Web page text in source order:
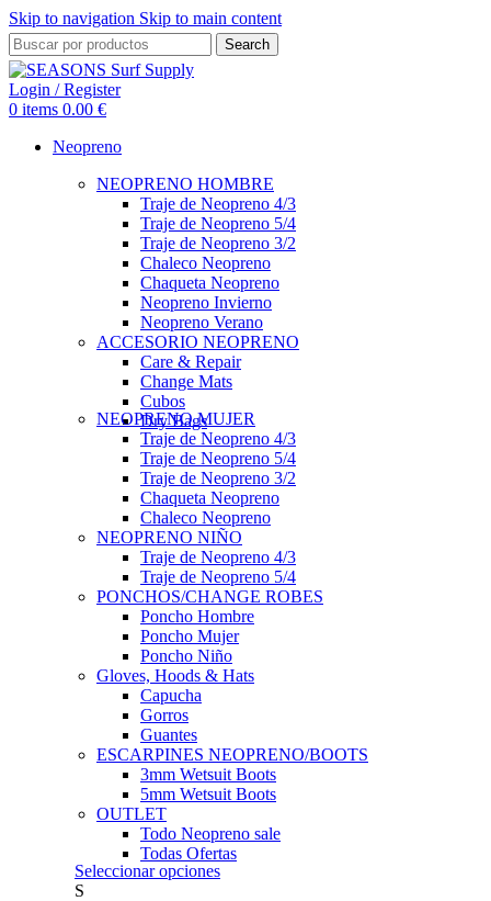
Skip to navigation Skip to main content
Search
Login / Register
0 items 0.00 €
Neopreno
NEOPRENO HOMBRE
Traje de Neopreno 4/3
Traje de Neopreno 5/4
Traje de Neopreno 3/2
Chaleco Neopreno
Chaqueta Neopreno
Neopreno Invierno
Neopreno Verano
ACCESORIO NEOPRENO
Care & Repair
Change Mats
Cubos
Dry Bags
NEOPRENO MUJER
Traje de Neopreno 4/3
Traje de Neopreno 5/4
Traje de Neopreno 3/2
Chaqueta Neopreno
Chaleco Neopreno
NEOPRENO NIÑO
Traje de Neopreno 4/3
Traje de Neopreno 5/4
PONCHOS/CHANGE ROBES
Poncho Hombre
Poncho Mujer
Poncho Niño
Gloves, Hoods & Hats
Capucha
Gorros
Guantes
ESCARPINES NEOPRENO/BOOTS
3mm Wetsuit Boots
5mm Wetsuit Boots
OUTLET
Todo Neopreno sale
Todas Ofertas
Seleccionar opcionesEste
S